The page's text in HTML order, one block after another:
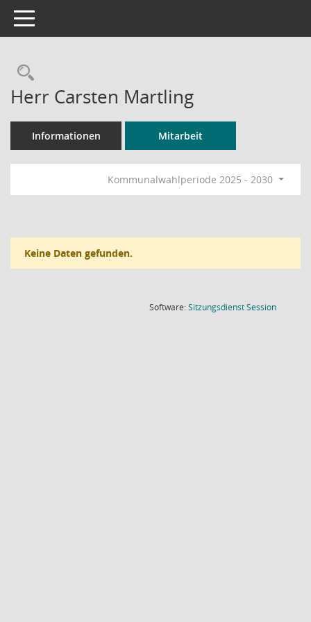
Toggle navigation
Rechercheauswahl
Herr Carsten Martling
Informationen Mitarbeit
Kommunalwahlperiode 2025 - 2030
Keine Daten gefunden.
Software:SitzungsdienstSession(Wird in